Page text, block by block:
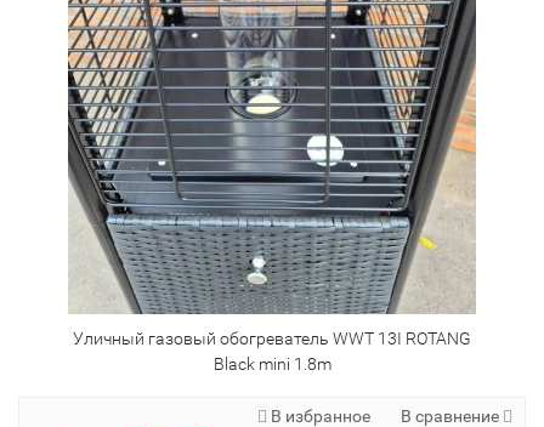
Уличный газовый обогреватель WWT 13I ROTANG
Black mini 1.8m
В избранное
В сравнение